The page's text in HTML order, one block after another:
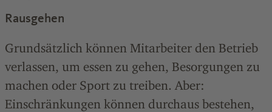
Rausgehen
Grundsätzlich können Mitarbeiter den Betrieb
verlassen, um essen zu gehen, Besorgungen zu
machen oder Sport zu treiben. Aber:
Einschränkungen können durchaus bestehen,